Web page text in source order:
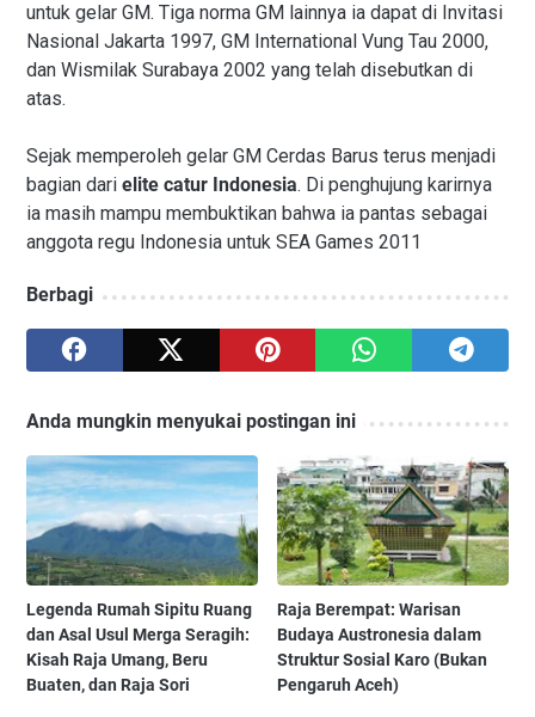
untuk gelar GM. Tiga norma GM lainnya ia dapat di Invitasi
Nasional Jakarta 1997, GM International Vung Tau 2000,
dan Wismilak Surabaya 2002 yang telah disebutkan di
atas.
Sejak memperoleh gelar GM Cerdas Barus terus menjadi
bagian dari elite catur Indonesia. Di penghujung karirnya
ia masih mampu membuktikan bahwa ia pantas sebagai
anggota regu Indonesia untuk SEA Games 2011
Berbagi
Anda mungkin menyukai postingan ini
Legenda Rumah Sipitu Ruang
dan Asal Usul Merga Seragih:
Kisah Raja Umang, Beru
Buaten, dan Raja Sori
Raja Berempat: Warisan
Budaya Austronesia dalam
Struktur Sosial Karo (Bukan
Pengaruh Aceh)